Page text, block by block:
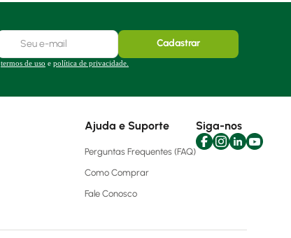
Cadastrar
termos de uso e política de privacidade.
Ajuda e Suporte
Perguntas Frequentes (FAQ)
Como Comprar
Fale Conosco
Siga-nos